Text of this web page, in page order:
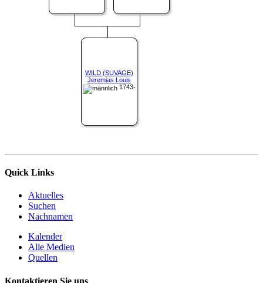
WILD (SUVAGE)
Jeremias Louis
1743-
Quick Links
Aktuelles
Suchen
Nachnamen
Kalender
Alle Medien
Quellen
Kontaktieren Sie uns